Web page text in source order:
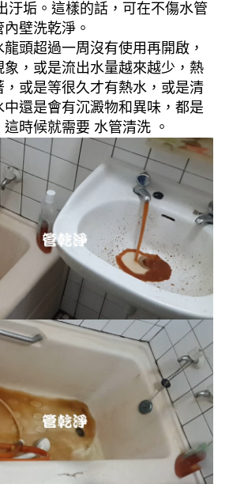
汙垢。這樣的話，可在不傷水管
壁洗乾淨。
頭超過一周沒有使用再開啟，
，或是流出水量越來越少，熱
，或是等很久才有熱水，或是清
還是會有沉澱物和異味，都是
時候就需要 水管清洗 。